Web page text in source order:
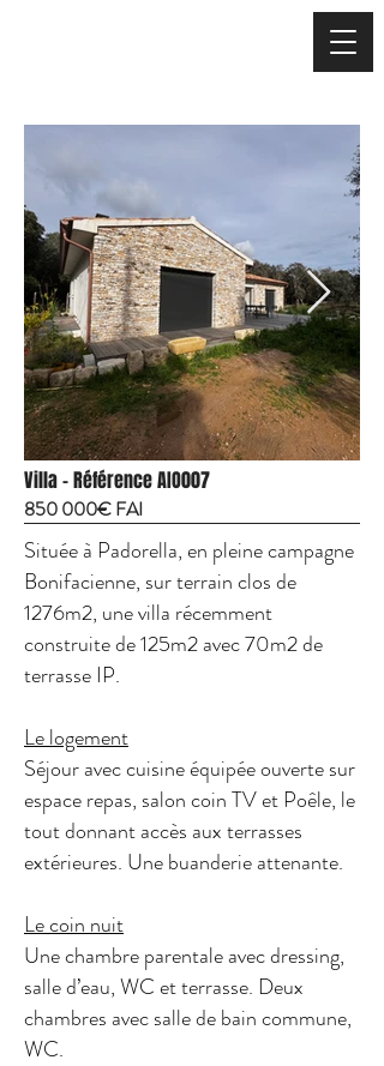
Villa - Référence AIO007
850 000€ FAI
Située à Padorella, en pleine campagne
Bonifacienne, sur terrain clos de
1276m2, une villa récemment
construite de 125m2 avec 70m2 de
terrasse IP.
Le logement
Séjour avec cuisine équipée ouverte sur
espace repas, salon coin TV et Poêle, le
tout donnant accès aux terrasses
extérieures. Une buanderie attenante.
Le coin nuit
Une chambre parentale avec dressing,
salle d’eau, WC et terrasse. Deux
chambres avec salle de bain commune,
WC.